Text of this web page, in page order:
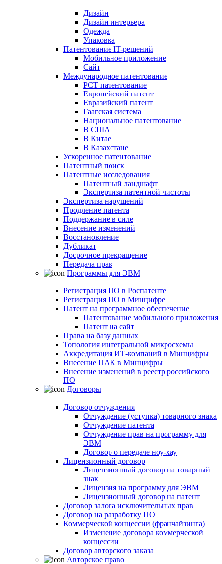
Дизайн
Дизайн интерьера
Одежда
Упаковка
Патентование IT-решений
Мобильное приложение
Сайт
Международное патентование
PCT патентование
Европейский патент
Евразийский патент
Гаагская система
Национальное патентование
В США
В Китае
В Казахстане
Ускоренное патентование
Патентный поиск
Патентные исследования
Патентный ландшафт
Экспертиза патентной чистоты
Экспертиза нарушений
Продление патента
Поддержание в силе
Внесение изменений
Восстановление
Дубликат
Досрочное прекращение
Передача прав
Программы для ЭВМ
Регистрация ПО в Роспатенте
Регистрация ПО в Минцифре
Патент на программное обеспечение
Патентование мобильного приложения
Патент на сайт
Права на базу данных
Топология интегральной микросхемы
Аккредитация ИТ-компаний в Минцифры
Внесение ПАК в Минцифры
Внесение изменений в реестр российского
ПО
Договоры
Договор отчуждения
Отчуждение (уступка) товарного знака
Отчуждение патента
Отчуждение прав на программу для
ЭВМ
Договор о передаче ноу-хау
Лицензионный договор
Лицензионный договор на товарный
знак
Лицензия на программу для ЭВМ
Лицензионный договор на патент
Договор залога исключительных прав
Договор на разработку ПО
Коммерческой концессии (франчайзинга)
Изменение договора коммерческой
концессии
Договор авторского заказа
Авторское право